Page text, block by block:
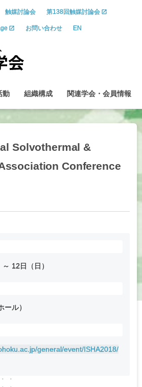
触媒討論会 第138回触媒討論会
お問い合わせ EN
動 組織構成 関連学会 ・ 会員情報
Solvothermal &
Conference
～ 12日（日）
ル）
general/event/ISHA2018/